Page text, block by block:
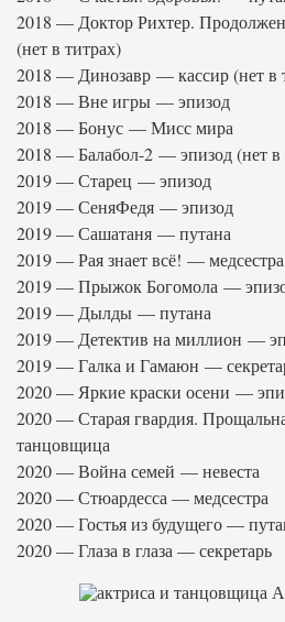
2018 — Доктор Рихтер.
(нет в титрах)
2018 — Динозавр — кассир (нет в
2018 — Вне игры — эпизод
2018 — Бонус — Мисс мира
2018 — Балабол-2 — эпизод (нет в
2019 — Старец — эпизод
2019 — СеняФедя — эпизод
2019 — Сашатаня — путана
2019 — Рая знает всё! — медсестра
2019 — Прыжок Богомола —
2019 — Дылды — путана
2019 — Детектив на миллион —
2019 — Галка и Гамаюн —
2020 — Яркие краски осени —
2020 — Старая гвардия.
танцовщица
2020 — Война семей — невеста
2020 — Стюардесса — медсестра
2020 — Гостья из будущего —
2020 — Глаза в глаза — секретарь